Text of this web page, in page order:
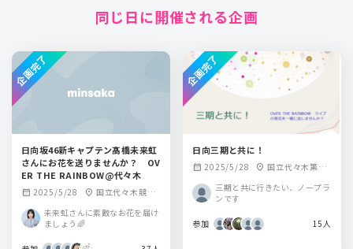
同じ日に開催される企画
日向坂46新キャプテン髙橋未来虹
さんにお花を送りませんか？ OV
ER THE RAINBOW@代々木
calendar_month 2025/5/28 location_on 国立代々木競技
場第一体育館
未来虹さんに素敵なお花を届け
ましょう🌈
企画完了
日向三期と共に！
calendar_month 2025/5/28 location_on 国立代々木第一
体育館
三期と共に行きたい、ノープラ
ンです
参加 15人
企画完了